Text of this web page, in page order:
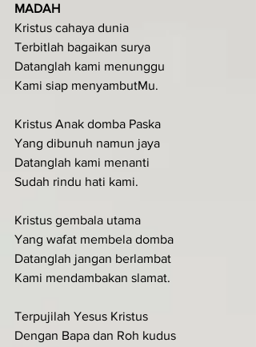
MADAH
Kristus cahaya dunia
Terbitlah bagaikan surya
Datanglah kami menunggu
Kami siap menyambutMu.
Kristus Anak domba Paska
Yang dibunuh namun jaya
Datanglah kami menanti
Sudah rindu hati kami.
Kristus gembala utama
Yang wafat membela domba
Datanglah jangan berlambat
Kami mendambakan slamat.
Terpujilah Yesus Kristus
Dengan Bapa dan Roh kudus